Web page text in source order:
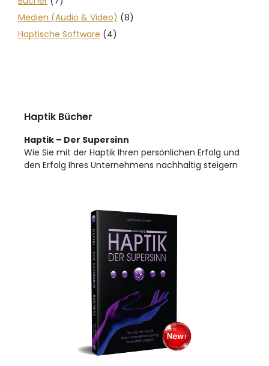
Medien (Audio & Video) (8)
Haptische Software (4)
Haptik Bücher
Haptik – Der Supersinn
Wie Sie mit der Haptik Ihren persönlichen Erfolg und
den Erfolg Ihres Unternehmens nachhaltig steigern